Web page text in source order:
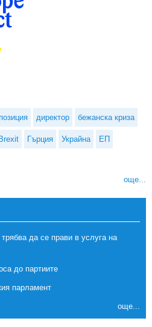
директор бежанска криза
Гърция Украйна ЕП
още...
да се прави в услуга на
до партиите
парламент
още...